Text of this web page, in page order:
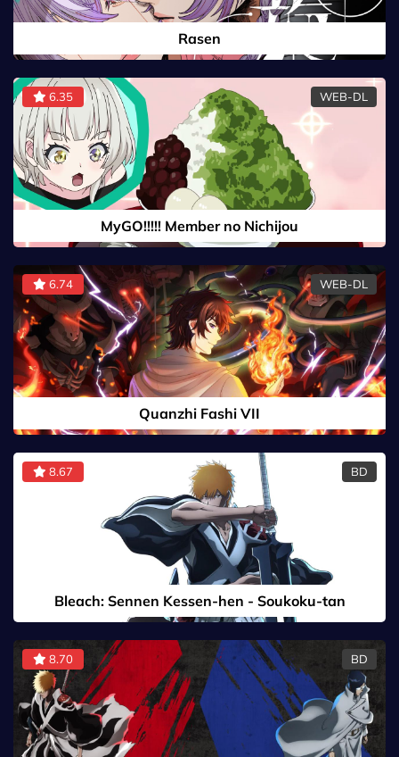
Rasen
6.35 WEB-DL
MyGO!!!!! Member no Nichijou
6.74 WEB-DL
Quanzhi Fashi VII
8.67 BD
Bleach: Sennen Kessen-hen - Soukoku-tan
8.70 BD